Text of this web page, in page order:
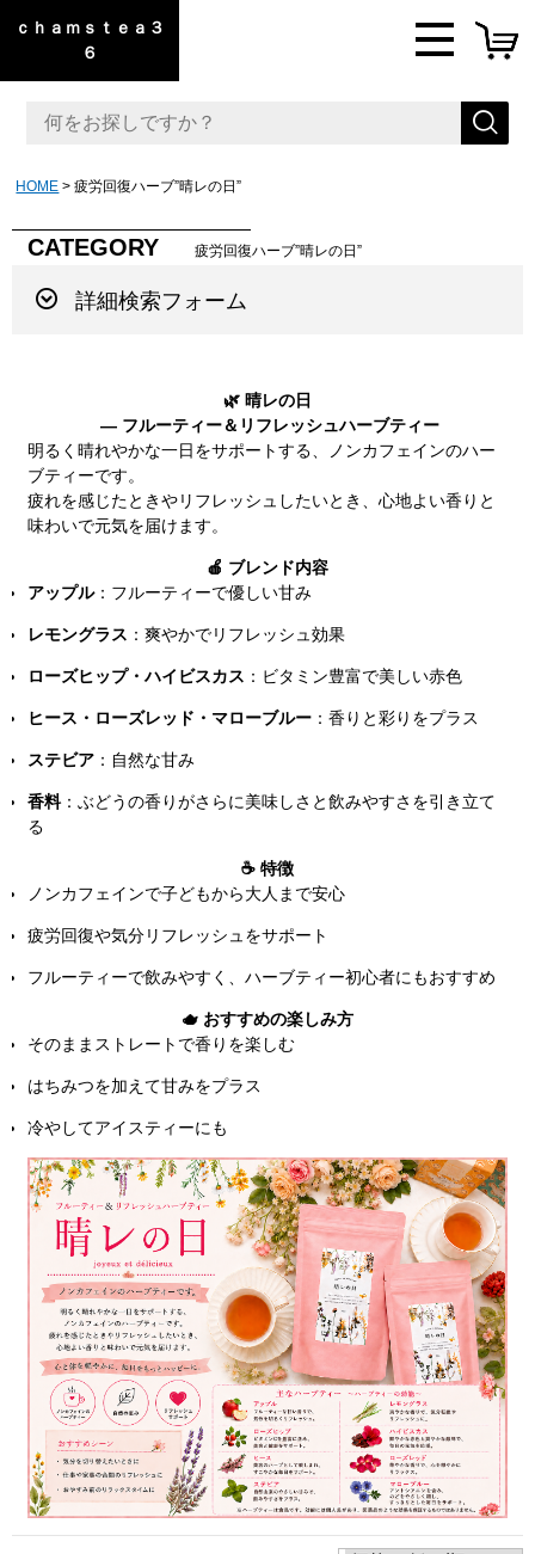
ｃｈａｍｓｔｅａ３
６
HOME 疲労回復ハーブ”晴レの日”
CATEGORY 疲労回復ハーブ”晴レの日”
詳細検索フォーム
🌿 晴レの日
— フルーティー＆リフレッシュハーブティー
明るく晴れやかな一日をサポートする、ノンカフェインのハー
ブティーです。
疲れを感じたときやリフレッシュしたいとき、心地よい香りと
味わいで元気を届けます。
🍎 ブレンド内容
アップル：フルーティーで優しい甘み
レモングラス ：爽やかでリフレッシュ効果
ローズヒップ・ハイビスカス ：ビタミン豊富で美しい赤色
ヒース・ローズレッド・マローブルー：香りと彩りをプラス
ステビア：自然な甘み
香料：ぶどうの香りがさらに美味しさと飲みやすさを引き立て
る
☕ 特徴
ノンカフェインで子どもから大人まで安心
疲労回復や気分リフレッシュをサポート
フルーティーで飲みやすく、ハーブティー初心者にもおすすめ
🫖 おすすめの楽しみ方
そのままストレートで香りを楽しむ
はちみつを加えて甘みをプラス
冷やしてアイスティーにも